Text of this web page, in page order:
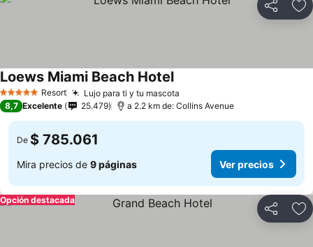
Compartir
5 Estrellas Resort Lujo para ti y tu mascota
Loews Miami Beach Hotel
8,7 Excelente 25.479 a 2.2 km de: Collins Avenue
De $ 785.061
Mira precios de 9 páginas Ver precios
Compartir
Opción destacada